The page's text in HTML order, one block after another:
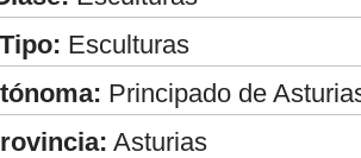
Tipo: Esculturas
Principado de
Asturias